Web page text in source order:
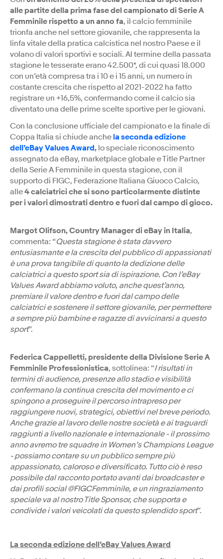
alle partite della prima fase del campionato di Serie A
Femminile rispetto a un anno fa, il calcio femminile
trionfa anche nel settore giovanile, che rappresenta la
linfa vitale della pratica calcistica nel nostro Paese e il
volano di valori sportivi e sociali. Al termine della passata
stagione le tesserate erano 42.500*, di cui quasi 18.000
con un’età compresa tra i 10 e i 15 anni, un numero in
costante crescita che rispetto al 2021-2022 ha fatto
registrare un +16,5%, confermando come il calcio sia
diventato una delle prime scelte sportive per le giovani.
Con la conclusione ufficiale del campionato e la finale di
Coppa Italia si chiude anche la seconda edizione
dell’eBay Values Award, lo speciale riconoscimento
assegnato da eBay, marketplace globale e Title Partner
della Serie A Femminile in questa stagione, con il
supporto di FIGC, Federazione Italiana Giuoco Calcio,
alle4 calciatrici che si sono particolarmente distinte
per i valori dimostrati dentro e fuori dal campo di gioco.
Margot Olifson, Country Manager di eBay in Italia,
commenta: “Questa stagione è stata davvero
entusiasmante e la crescita del pubblico di appassionati
è una prova tangibile di quanto la dedizione delle
calciatrici a questo sport sia di ispirazione. Con l’eBay
Values Award abbiamo voluto, anche quest’anno,
premiare il valore dentro e fuori dal campo delle
calciatrici e sostenere il settore giovanile, per permettere
a sempre più bambine e ragazze di avvicinarsi a questo
sport”.
Federica Cappelletti, presidente della Divisione Serie A
Femminile Professionistica, sottolinea: “I risultati in
termini di audience, presenze allo stadio e visibilità
confermano la continua crescita del movimento e ci
spingono a proseguire il percorso intrapreso per
raggiungere nuovi, strategici, obiettivi nel breve periodo.
Anche grazie al lavoro delle nostre società e ai traguardi
raggiunti a livello nazionale e internazionale - il prossimo
anno avremo tre squadre in Women’s Champions League
- possiamo contare su un pubblico sempre più
appassionato, caloroso e diversificato. Tutto ciò è reso
possibile dal racconto portato avanti dai broadcaster e
dai profili social @FIGCFemminile, e un ringraziamento
speciale va al nostro Title Sponsor, che supporta e
condivide i valori veicolati da questo splendido sport”.
La seconda edizione dell’eBay Values Award